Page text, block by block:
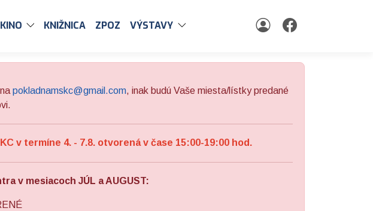
KINO KNIŽNICA ZPOZ VÝSTAVY
pokladnamskc@gmail.com, inak budú Vaše miesta/lístky predané
v termíne 4. - 7.8. otvorená v čase 15:00-19:00 hod.
v mesiacoch JÚL a AUGUST: